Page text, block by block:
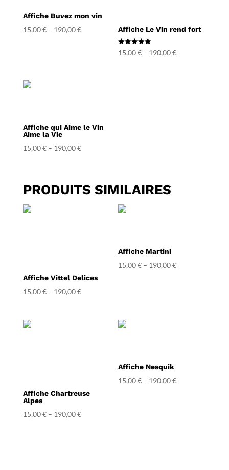
Affiche Buvez mon vin
15,00€– 190,00€ Affiche Le Vin rend fort
Note
5.00
15,00€ – 190,00€
Affiche qui Aime le Vin
Aime la Vie
15,00€– 190,00€
PRODUITS SIMILAIRES
Affiche Vittel Delices
15,00€– 190,00€
Affiche Martini
15,00€ – 190,00€
Affiche Chartreuse
Alpes
15,00€– 190,00€
Affiche Nesquik
15,00€ – 190,00€